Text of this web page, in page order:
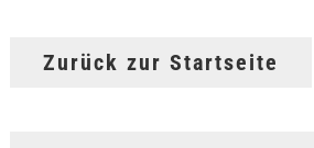
Zurück zur Startseite